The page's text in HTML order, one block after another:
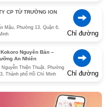
CP TỪ TRƯỜNG ION
Mậu, Phường 13, Quận 6,
Chỉ đường
Nguyên Bản –
An Nhiên
Nguyễn Thiện Thuật, Phường
Thành phố Hồ Chí Minh
Chỉ đường